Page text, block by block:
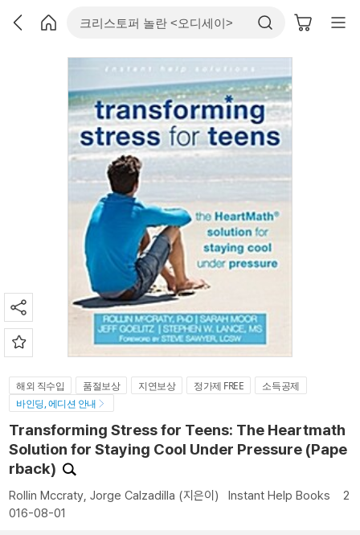
해외 직수입 품절보상 지연보상 정가제 FREE
소득공제
바인딩, 에디션 안내
Transforming Stress for Teens: The Heartmath
Solution for Staying Cool Under Pressure (Pape
rback)
Rollin Mccraty, Jorge Calzadilla (지은이) Instant Help Books
2
016-08-01